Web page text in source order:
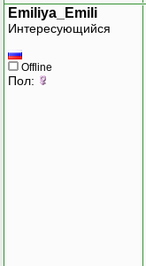
Emiliya_Emili
Интересующийся
Offline
Пол: